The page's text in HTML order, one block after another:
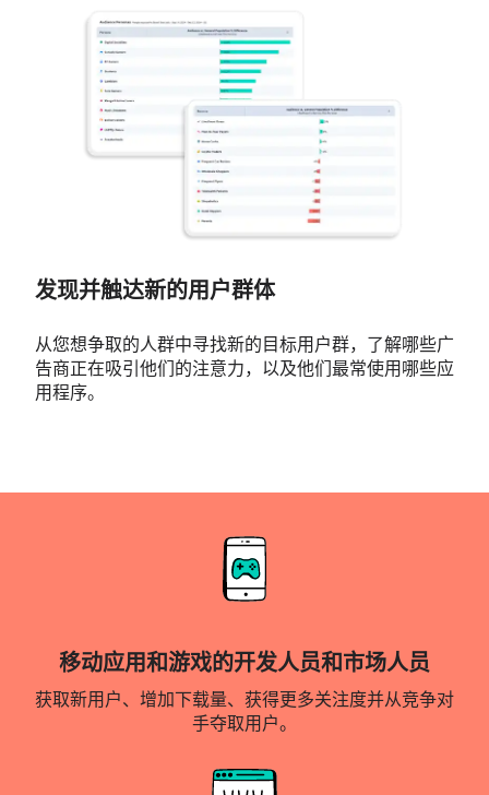
发现并触达新的用户群体
从您想争取的人群中寻找新的目标用户群，了解哪些广
告商正在吸引他们的注意力，以及他们最常使用哪些应
用程序。
移动应用和游戏的开发人员和市场人员
获取新用户、增加下载量、获得更多关注度并从竞争对
手夺取用户。